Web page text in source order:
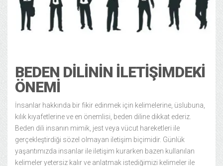
BEDEN DILININ İLETIŞIMDEKI
ÖNEMI
İnsanlar hakkında bir fikir edinmek için kelimelerine, üslubuna,
kılık kıyafetlerine ve en önemlisi, beden diline dikkat ederiz.
Beden dili insanın mimik, jest veya vücut hareketleri ile
gerçekleştirdiği sözel olmayan iletişim biçimidir. Günlük
yaşantımızda insanlar ile iletişim kurarken bazen kullanılan
kelimeler yetersiz kalır ve anlatmak istediğimizi kelimeler ile